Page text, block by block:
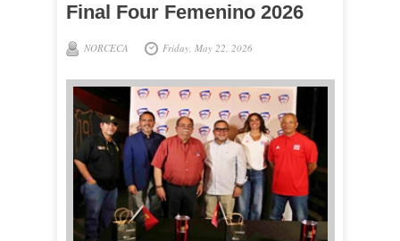
Final Four Femenino 2026
NORCECA Friday, May 22, 2026